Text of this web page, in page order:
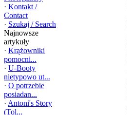
· Kontakt /
Contact
· Szukaj / Search
Najnowsze
artykuły
· Krążowniki
pomocni...
· U-Booty
nietypowo ut...
· O potrzebie
posiadan...
· Antoni's Story
(Tol...